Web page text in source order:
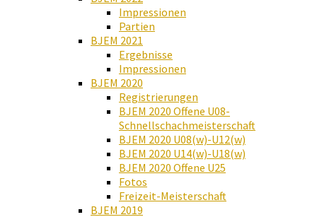
Impressionen
Partien
BJEM 2021
Ergebnisse
Impressionen
BJEM 2020
Registrierungen
BJEM 2020 Offene U08-
Schnellschachmeisterschaft
BJEM 2020 U08(w)-U12(w)
BJEM 2020 U14(w)-U18(w)
BJEM 2020 Offene U25
Fotos
Freizeit-Meisterschaft
BJEM 2019